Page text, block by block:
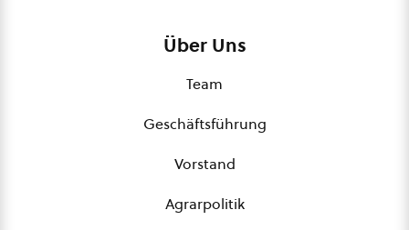
Über Uns
Team
Geschäftsführung
Vorstand
Agrarpolitik